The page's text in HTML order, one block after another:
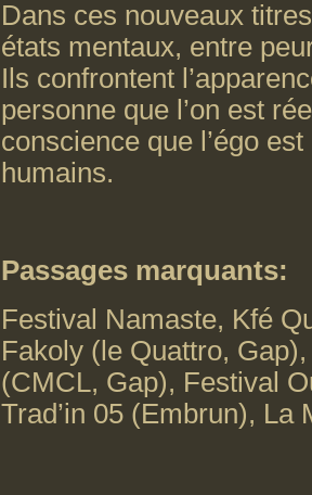
Dans ces nouveaux
états mentaux, entre
Ils confrontent
personne que l’on est
conscience que l’égo
humains.
Passages marquants:
Festival Namaste, Kfé
Fakoly (le Quattro,
(CMCL, Gap), Festival
Trad’in 05 (Embrun), La